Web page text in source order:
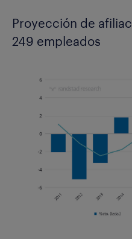
Proyección de
249 empleados